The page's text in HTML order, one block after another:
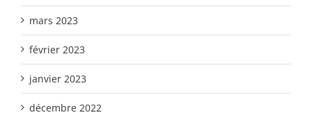
mars 2023
février 2023
janvier 2023
décembre 2022